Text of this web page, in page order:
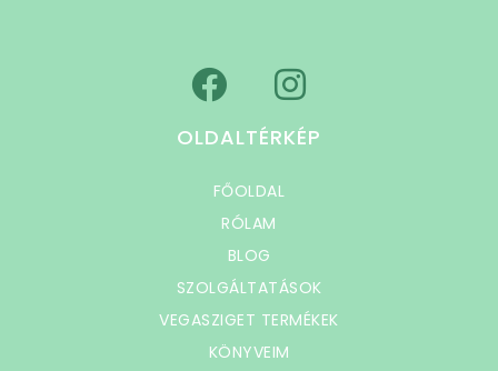
OLDALTÉRKÉP
FŐOLDAL
RÓLAM
BLOG
SZOLGÁLTATÁSOK
VEGASZIGET TERMÉKEK
KÖNYVEIM